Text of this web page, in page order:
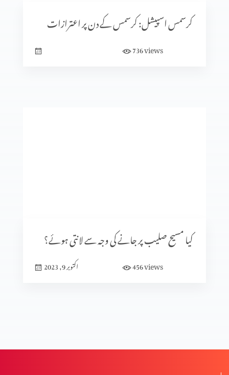
کرسمس اسپیشل: سنتِ ابراہیمی (حصہ 2)
تاریخ میں پیشنگوئیوں کا کردار (حصہ 2)
کرسمس اسپیشل: کرسمس کے دن پر اعترازات
736views
کیا مسیح صلیب پر جانے کی وجہ سے لانتی ہوئے؟
اکتوبر 9, 2023 456views